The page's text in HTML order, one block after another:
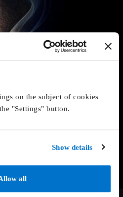
on the subject of cookies
"Settings" button.
Show details
all
132 min Thriller